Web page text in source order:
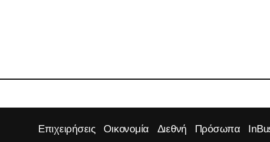
Επιχειρήσεις Οικονομία Διεθνή Πρόσωπα